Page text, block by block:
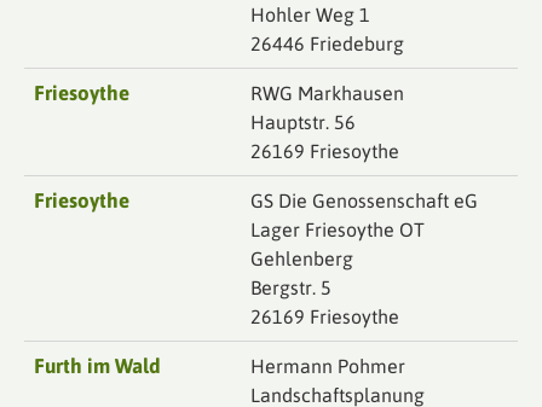
Hohler Weg 1
26446 Friedeburg
Friesoythe
RWG Markhausen
Hauptstr. 56
26169 Friesoythe
Friesoythe
GS Die Genossenschaft eG
Lager Friesoythe OT
Gehlenberg
Bergstr. 5
26169 Friesoythe
Furth im Wald
Hermann Pohmer
Landschaftsplanung